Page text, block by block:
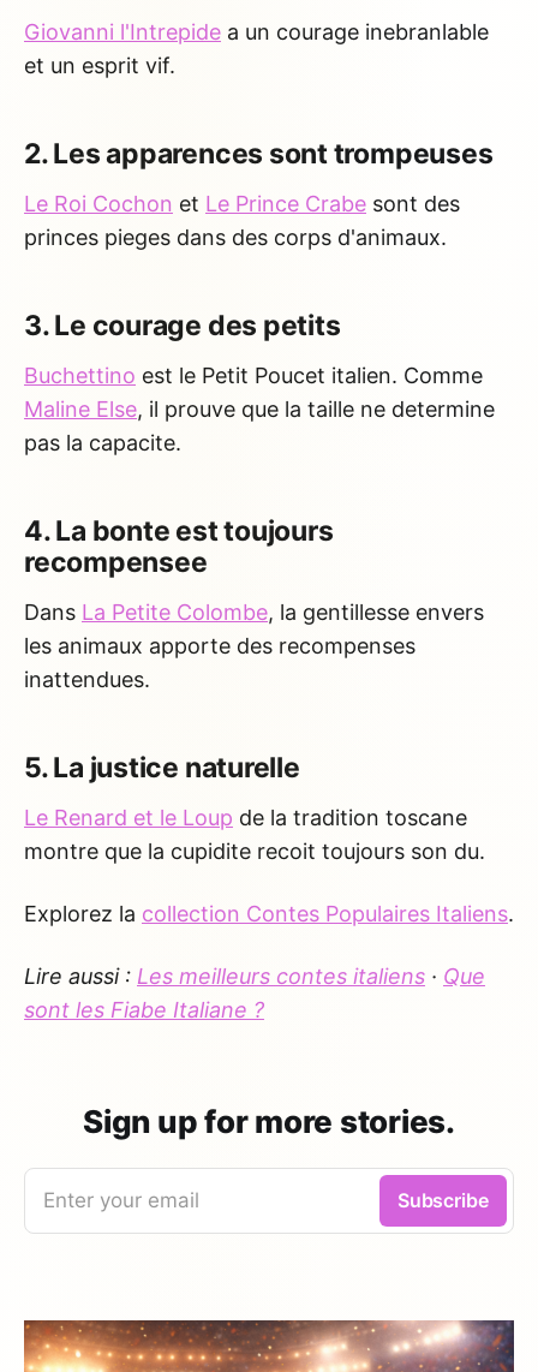
Giovanni l'Intrepide a un courage inebranlable
et un esprit vif.
2. Les apparences sont trompeuses
Le Roi Cochon et Le Prince Crabe sont des
princes pieges dans des corps d'animaux.
3. Le courage des petits
Buchettino est le Petit Poucet italien. Comme
Maline Else, il prouve que la taille ne determine
pas la capacite.
4. La bonte est toujours
recompensee
Dans La Petite Colombe, la gentillesse envers
les animaux apporte des recompenses
inattendues.
5. La justice naturelle
Le Renard et le Loup de la tradition toscane
montre que la cupidite recoit toujours son du.
Explorez la collection Contes Populaires Italiens.
Lire aussi : Les meilleurs contes italiens · Que
sont les Fiabe Italiane ?
Sign up for more stories.
Enter your email Subscribe